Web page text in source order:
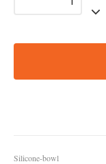
Silicone-bowl